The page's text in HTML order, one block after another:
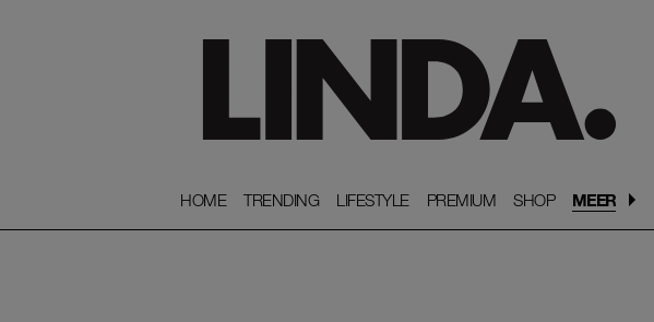
HOME
HOME TRENDING
TRENDING LIFESTYLE
LIFESTYLE PREMIUM
PREMIUM SHOP
SHOP MEER